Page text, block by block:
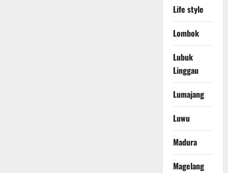
Life style
Lombok
Lubuk
Linggau
Lumajang
Luwu
Madura
Magelang